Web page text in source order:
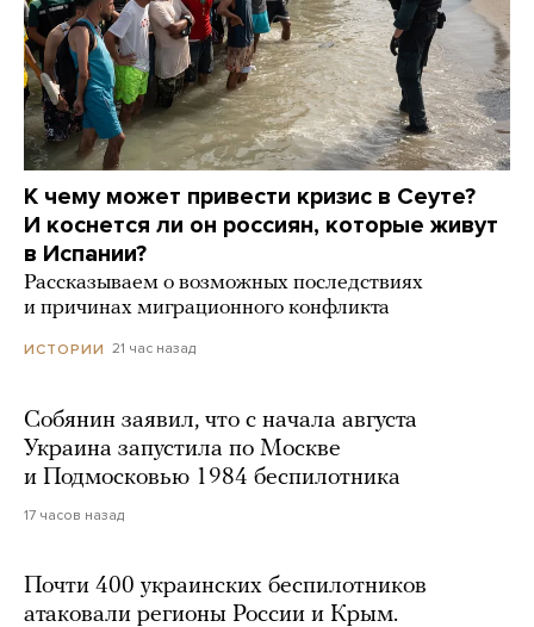
К чему может привести кризис в Сеуте?
И коснется ли он россиян, которые живут
в Испании?
Рассказываем о возможных последствиях
и причинах миграционного конфликта
ИСТОРИИ 21 час назад
Собянин заявил, что с начала августа
Украина запустила по Москве
и Подмосковью 1984 беспилотника
17 часов назад
Почти 400 украинских беспилотников
атаковали регионы России и Крым.